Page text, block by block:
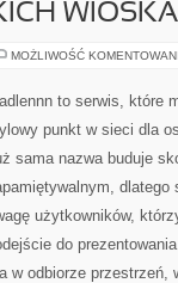
MOŻLIWOŚĆ
to serwis, które
punkt w sieci dla
sama nazwa buduje
dlatego
użytkowników,
do
odbiorze przestrzeń,